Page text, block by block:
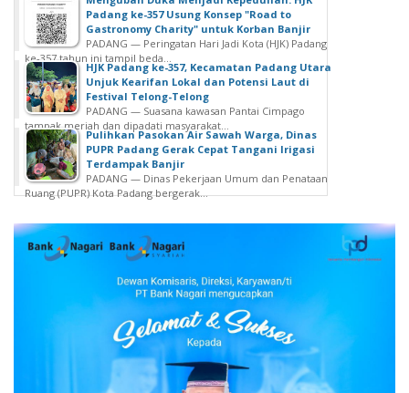
Padang ke-357 Usung Konsep "Road to
Gastronomy Charity" untuk Korban Banjir
PADANG — Peringatan Hari Jadi Kota (HJK) Padang
ke-357 tahun ini tampil beda...
HJK Padang ke-357, Kecamatan Padang Utara
Unjuk Kearifan Lokal dan Potensi Laut di
Festival Telong-Telong
PADANG — Suasana kawasan Pantai Cimpago
tampak meriah dan dipadati masyarakat...
Pulihkan Pasokan Air Sawah Warga, Dinas
PUPR Padang Gerak Cepat Tangani Irigasi
Terdampak Banjir
PADANG — Dinas Pekerjaan Umum dan Penataan
Ruang (PUPR) Kota Padang bergerak...